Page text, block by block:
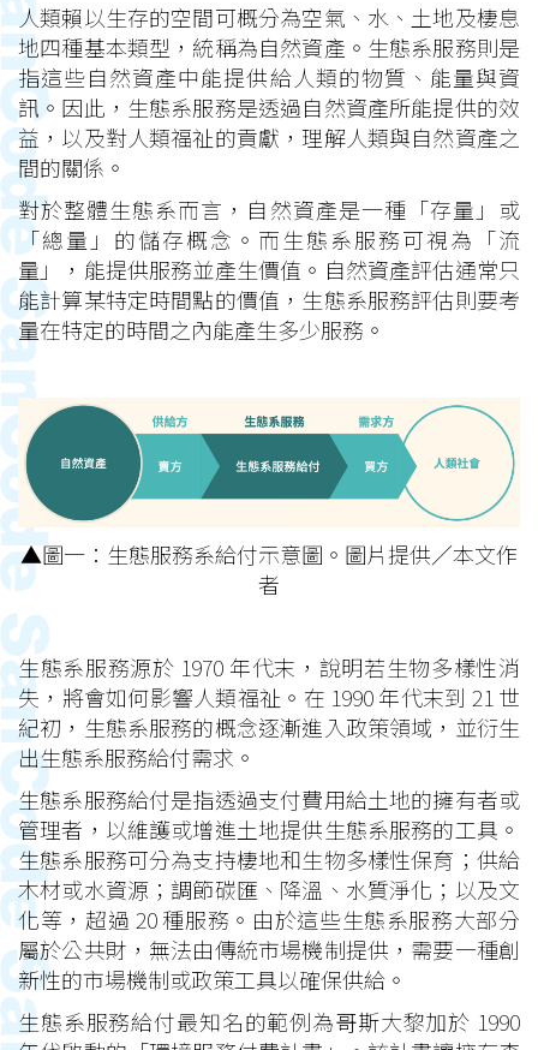
人類賴以生存的空間可概分為空氣、水、土地及棲息
地四種基本類型，統稱為自然資產。生態系服務則是
指這些自然資產中能提供給人類的物質、能量與資
訊。因此，生態系服務是透過自然資產所能提供的效
益，以及對人類福祉的貢獻，理解人類與自然資產之
間的關係。
對於整體生態系而言，自然資產是一種「存量」或
「總量」的儲存概念。而生態系服務可視為「流
量」，能提供服務並產生價值。自然資產評估通常只
能計算某特定時間點的價值，生態系服務評估則要考
量在特定的時間之內能產生多少服務。
▲圖一：生態服務系給付示意圖。圖片提供／本文作
者
生態系服務源於 1970 年代末，說明若生物多樣性消
失，將會如何影響人類福祉。在 1990 年代末到 21 世
紀初，生態系服務的概念逐漸進入政策領域，並衍生
出生態系服務給付需求。
生態系服務給付是指透過支付費用給土地的擁有者或
管理者，以維護或增進土地提供生態系服務的工具。
生態系服務可分為支持棲地和生物多樣性保育；供給
木材或水資源；調節碳匯、降溫、水質淨化；以及文
化等，超過 20 種服務。由於這些生態系服務大部分
屬於公共財，無法由傳統市場機制提供，需要一種創
新性的市場機制或政策工具以確保供給。
生態系服務給付最知名的範例為哥斯大黎加於 1990